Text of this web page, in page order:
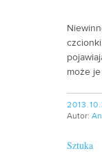
może
Autor:
Sztuka